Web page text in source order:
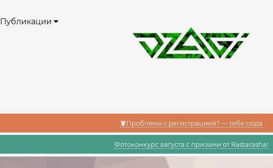
Публикации
🦞Проблемы с регистрацией? — тебе сюда
Фотоконкурс августа с призами от Rastarasha!